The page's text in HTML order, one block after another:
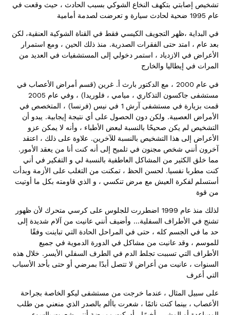
تشخيص إصابتي بتكهف النخاع الشوكي بسبب الحادث ، حيث وقعت في
عام 1995 ضحية لحادث سيارة و تعرضت لصدمة أمامية
في البداية ،ظهر التجويف الكيسي فقط في القناة الشوكية العنقية، لكن
بعد عام ، امتد حتى الفقرات الصدرية. منذ ذلك الحين ، ومع استمرار
الأعراض في الازدياد ، استمر دخولي إلى المستشفيات في العديد من
المرات في إيطاليا والخارج
في عام 2000 ، مع الدكتور بارث أ.غرين (قسم أمراض الأعصاب في
مستشفى جاكسون التذكاري ، ميامي ، فلوريدا) ، وفي عام 2005
قمت بزيارة في مستشفى آرش 1 في نيس (فرنسا) ، المتخصص في
الأمراض العصبية. ولكن دون الحصول على أي نتيجة إيجابية. يبدو أن
التشخيص لم يكن صحيحًا بالنسبة لبعض الأطباء ، وأنه لا يمكن عزو
الأعراض إلى هذا التشخيص بالنسبة للآخرين. علاوة على ذلك ، اعتقد
آخرون أنني شخص مجنون في تلميح إلى أنه كنت أنا من يعقد الأمور .
مما خلق الكثير من المشاكل العاطفية بالنسبة لي و التفكير في أني
كنت مطربا نفسيا. لحسن الحظ ، تمكنت من التغلب على الأزمة وبدأت
أستسلم لفكرة العيش مع مرض تنكسي ، و الذي قاومته بكل ما أوتيت
من قوة
لذلك منذ عام 1999
اضطررت للجلوس على كرسي متحرك لأن ظهور
تشنج في الأطراف السفلية… وأضيف أنني عانيت من آلام شديدة إلى
حد ما في الجسم كله ، حتى في المراحل الحادة التي تباينت وفقًا
للموسم ، وقد عانيت من مشاكل في الدورة الدموية في جميع
الأطراف التي تسببت تجلط الدم في الطرف السفلي الأيسر . خلال هذه
السنوات ، عانيت من أعراض لا تتصل أبدًا بمرضي أو حتى بأحد الأسباب
التي أعرف
على سبيل المثال ، عندما خرجت من مستشفى ليكو الخاصة بجراحة
الأعصاب ، بينما كنت نائمًا ، شعرت باألم بالصدر الذي منعني من طلب